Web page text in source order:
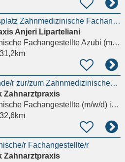
Ausbildungsplatz Zahnmedizinische Fachangestellte (w/m/div) 2027
Anjeri Liparteliani
Zahnmedizinische Fachangestellte Azubi (m/w/d)
31,2km
Auszubildende/r zur/zum Zahnmedizinischen Fachangestellten
Zahnarztpraxis
Fachangestellte (m/w/d)in Astert
32,6km
r Fachangestellte/r
Zahnarztpraxis